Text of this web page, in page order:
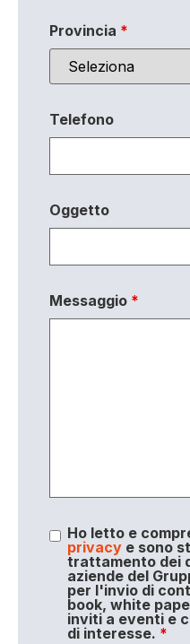
Provincia *
Telefono
Oggetto
Messaggio *
Ho letto e
privacye sono
trattamento dei
aziende del
per l'invio di
book, white
inviti a eventi e
di interesse. *